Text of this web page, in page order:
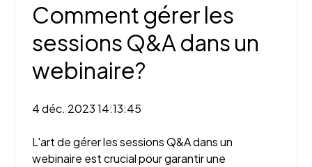
Comment gérer les
sessions Q&A dans un
webinaire?
4 déc. 2023 14:13:45
L'art de gérer les sessions Q&A dans un
webinaire est crucial pour garantir une